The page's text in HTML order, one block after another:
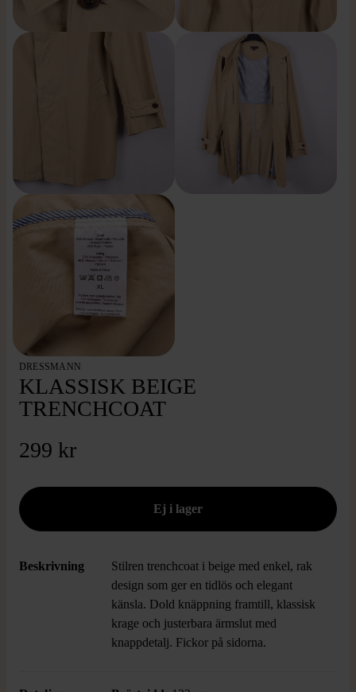
DRESSMANN
KLASSISK BEIGE
TRENCHCOAT
299 kr
Beskrivning
Stilren trenchcoat i beige med enkel, rak
design som ger en tidlös och elegant
känsla. Dold knäppning framtill, klassisk
krage och justerbara ärmslut med
knappdetalj. Fickor på sidorna.